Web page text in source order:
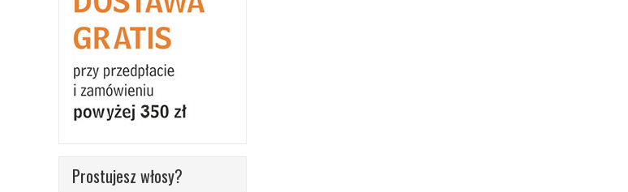
Prostujesz włosy?